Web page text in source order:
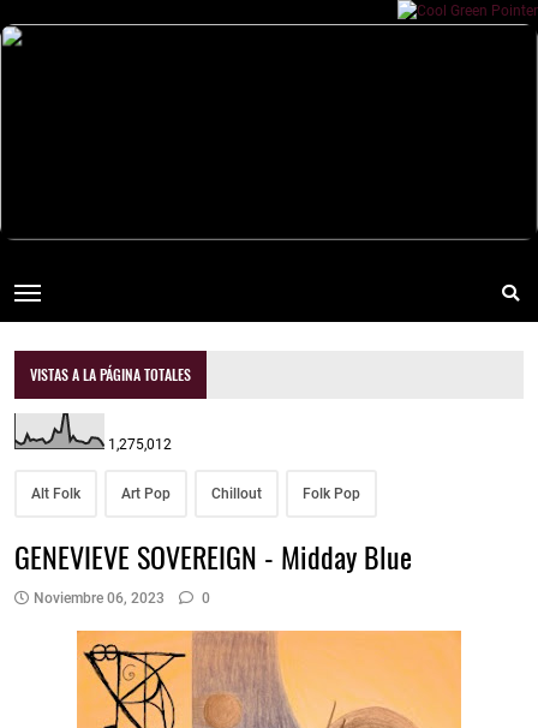
VISTAS A LA PÁGINA TOTALES
1,275,012
Alt Folk Art Pop Chillout Folk Pop
GENEVIEVE SOVEREIGN - Midday Blue
Noviembre 06, 2023 0